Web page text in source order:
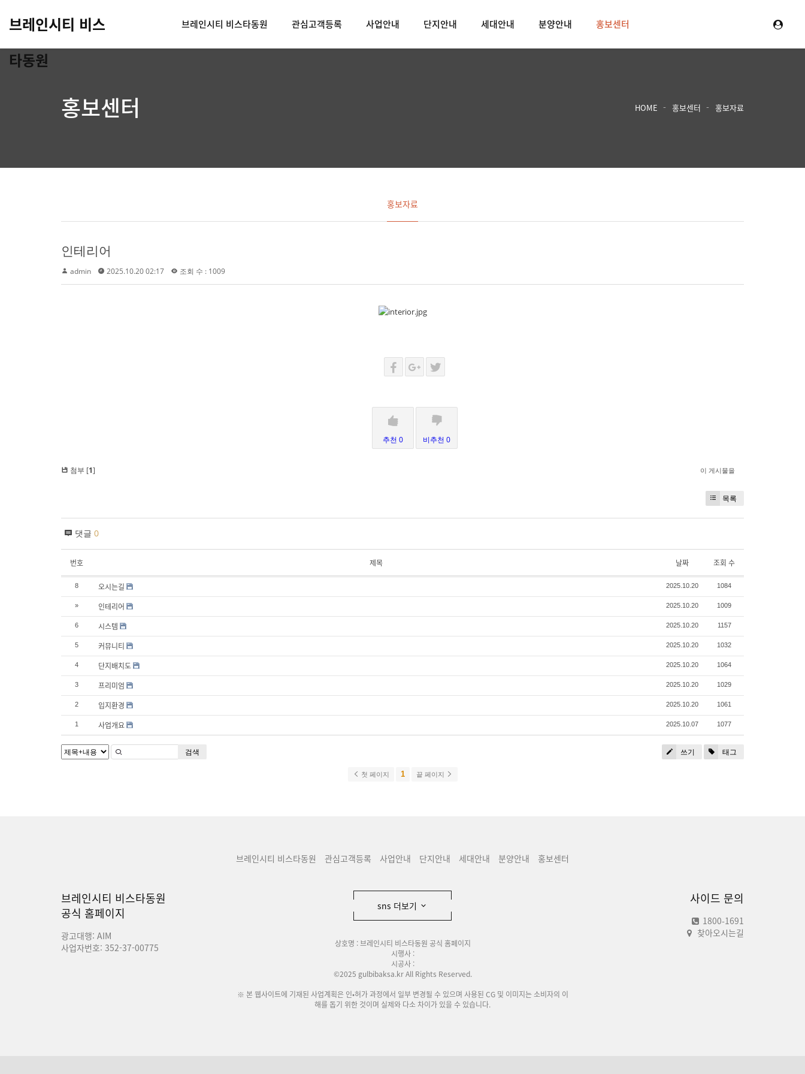
브레인시티 비스
타동원
브레인시티 비스타동원 관심고객등록 사업안내 단지안내 세대안내 분양안내 홍보센터
홍보센터 HOME 홍보센터 홍보자료
홍보자료
인테리어
admin 2025.10.20 02:17 조회 수 : 1009
추천 0 비추천 0
첨부 [1] 이 게시물을
목록
댓글 0
번호 제목 날짜 조회 수
8 오시는길 2025.10.20 1084
» 인테리어 2025.10.20 1009
6 시스템 2025.10.20 1157
5 커뮤니티 2025.10.20 1032
4 단지배치도 2025.10.20 1064
3 프리미엄 2025.10.20 1029
2 입지환경 2025.10.20 1061
1 사업개요 2025.10.07 1077
쓰기 태그
검색
첫 페이지 1 끝 페이지
브레인시티 비스타동원 관심고객등록 사업안내 단지안내 세대안내 분양안내 홍보센터
브레인시티 비스타동원
공식 홈페이지
광고대행: AIM
사업자번호: 352-37-00775
사이드 문의
1800-1691
찾아오시는길
sns 더보기
상호명 : 브레인시티 비스타동원 공식 홈페이지
시행사 :
시공사 :
©2025 gulbibaksa.kr All Rights Reserved.
※ 본 웹사이트에 기재된 사업계획은 인•허가 과정에서 일부 변경될 수 있으며 사용된 CG 및 이미지는 소비자의 이
해를 돕기 위한 것이며 실제와 다소 차이가 있을 수 있습니다.